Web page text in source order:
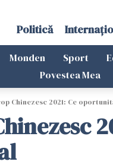
Politică
Monden Sport
Povestea Mea
Chinezesc 2021: Ce